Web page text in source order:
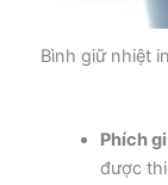
Bình giữ nhiệt
Phích
được